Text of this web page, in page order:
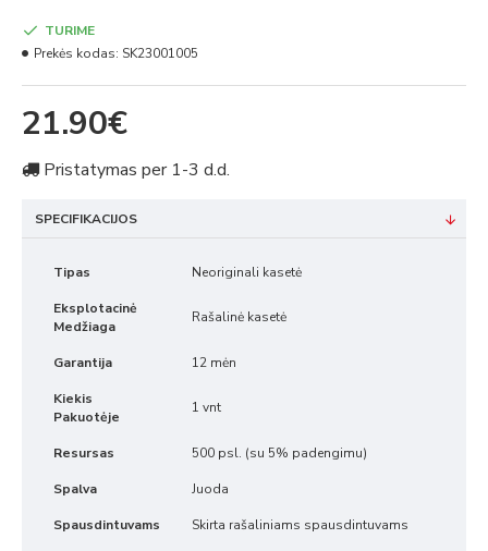
21.90€
TURIME
Prekės kodas: SK23001005
Pristatymas per 1-3 d.d.
SPECIFIKACIJOS
Tipas Neoriginali kasetė
Eksplotacinė
Medžiaga
Rašalinė kasetė
Garantija 12 mėn
Kiekis
Pakuotėje
1 vnt
Resursas 500 psl. (su 5% padengimu)
Spalva Juoda
Spausdintuvams Skirta rašaliniams spausdintuvams